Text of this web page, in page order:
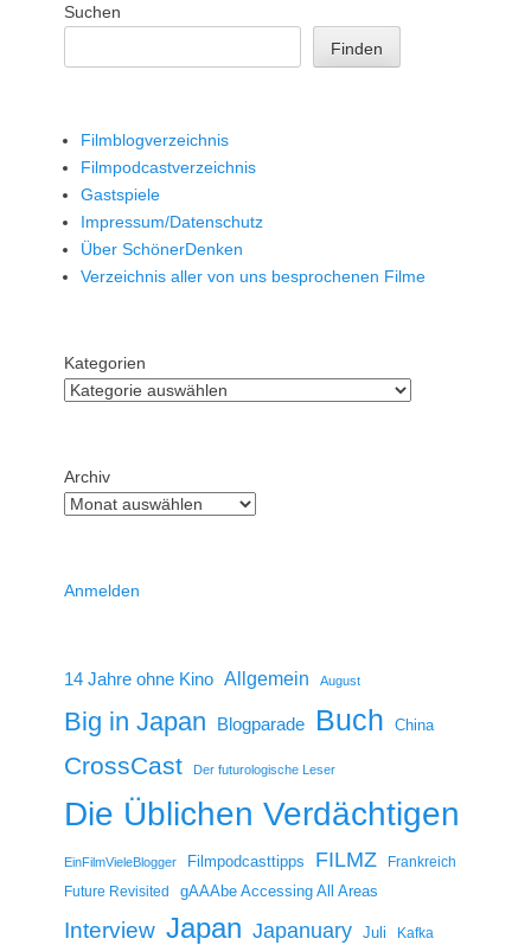
Suchen
Finden
Filmblogverzeichnis
Filmpodcastverzeichnis
Gastspiele
Impressum/Datenschutz
Über SchönerDenken
Verzeichnis aller von uns besprochenen Filme
Kategorien
Archiv
Anmelden
14 Jahre ohne Kino Allgemein August
Big in Japan Blogparade Buch China
CrossCast Der futurologische Leser
Die Üblichen Verdächtigen
EinFilmVieleBlogger Filmpodcasttipps FILMZ
Frankreich
Future Revisited
gAAAbe Accessing All Areas
Interview Japan Japanuary Juli Kafka